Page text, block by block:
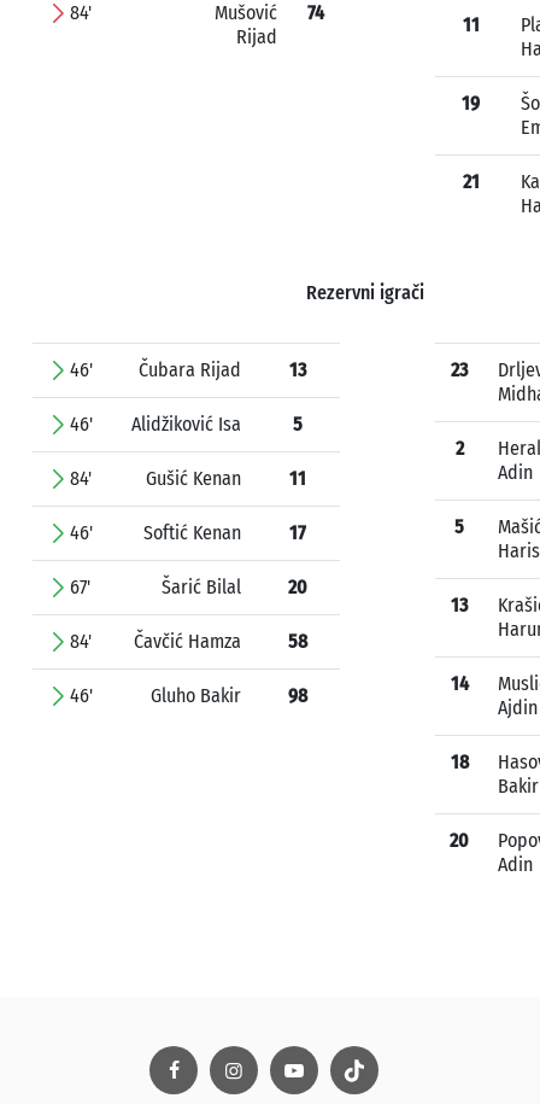
84'
Mušović
Rijad
74
11
19
21
Rezervni igrači
46' Čubara Rijad 13
46' Alidžiković Isa 5
84' Gušić Kenan 11
46' Softić Kenan 17
67' Šarić Bilal 20
84' Čavčić Hamza 58
46' Gluho Bakir 98
23
2
Adin
5
Haris
13
14
Ajdin
18
Bakir
20
Adin